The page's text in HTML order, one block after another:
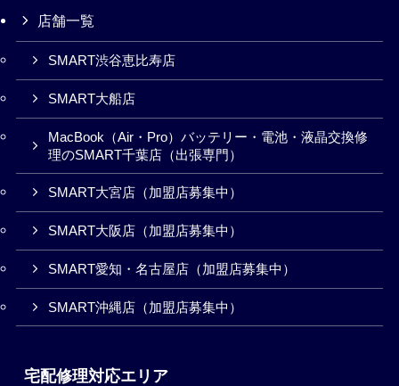
店舗一覧
SMART渋谷恵比寿店
SMART大船店
MacBook（Air・Pro）バッテリー・電池・液晶交換修
理のSMART千葉店（出張専門）
SMART大宮店（加盟店募集中）
SMART大阪店（加盟店募集中）
SMART愛知・名古屋店（加盟店募集中）
SMART沖縄店（加盟店募集中）
宅配修理対応エリア